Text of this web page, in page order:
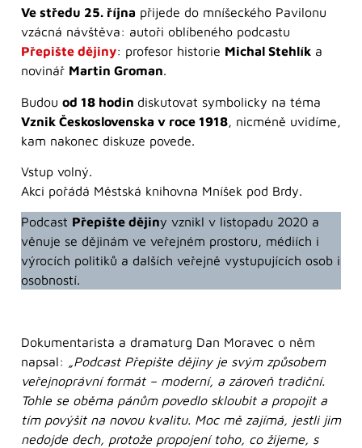
Ve středu 25. října přijede do mníšeckého Pavilonu
vzácná návštěva: autoři oblíbeného podcastu
Přepište dějiny: profesor historie Michal Stehlík a
novinář Martin Groman.
Budou od 18 hodin diskutovat symbolicky na téma
Vznik Československa v roce 1918 , nicméně uvidíme,
kam nakonec diskuze povede.
Vstup volný.
Akci pořádá Městská knihovna Mníšek pod Brdy.
Podcast Přepište dějiny vznikl v listopadu 2020 a
věnuje se dějinám ve veřejném prostoru, médiích i
výrocích politiků a dalších veřejně vystupujících osob i
osobností.
Dokumentarista a dramaturg Dan Moravec o něm
napsal: „Podcast Přepište dějiny je svým způsobem
veřejnoprávní formát – moderní, a zároveň tradiční.
Tohle se oběma pánům povedlo skloubit a propojit a
tím povýšit na novou kvalitu. Moc mě zajímá, jestli jim
nedojde dech, protože propojení toho, co žijeme, s